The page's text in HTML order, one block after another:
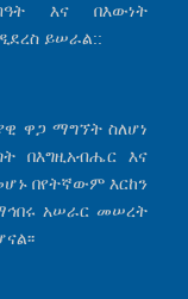
እና በእውነት
ይሠራል::
ዋጋ ማግኘት ስለሆነ
በእግዚአብሔር እና
በየትኛውም እርከን
አሠራር መሠረት